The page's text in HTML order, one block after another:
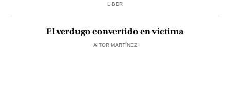
LIBER
El verdugo convertido en víctima
AITOR MARTÍNEZ